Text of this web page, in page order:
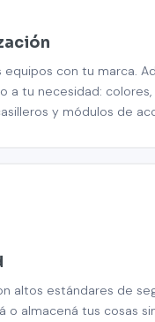
equipos con tu marca.
a tu necesidad: colores,
y módulos de
altos estándares de
o almacená tus cosas